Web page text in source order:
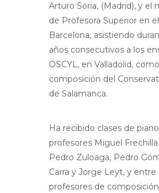
Arturo Soria, (Madrid), y el
de Profesora Superior en
Barcelona, asistiendo
años consecutivos a los
OSCYL, en Valladolid,
composición del
de Salamanca.
Ha recibido clases de
profesores Miguel
Pedro Zuloaga, Pedro
Carra y Jorge Leyt, y entre
profesores de